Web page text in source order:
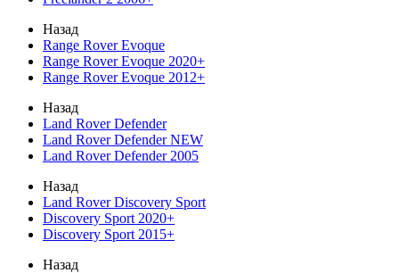
Назад
Range Rover Evoque
Range Rover Evoque 2020+
Range Rover Evoque 2012+
Назад
Land Rover Defender
Land Rover Defender NEW
Land Rover Defender 2005
Назад
Land Rover Discovery Sport
Discovery Sport 2020+
Discovery Sport 2015+
Назад